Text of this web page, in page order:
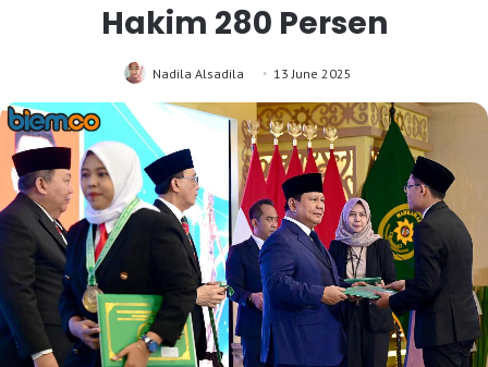
Hakim 280 Persen
Nadila Alsadila 13 June 2025